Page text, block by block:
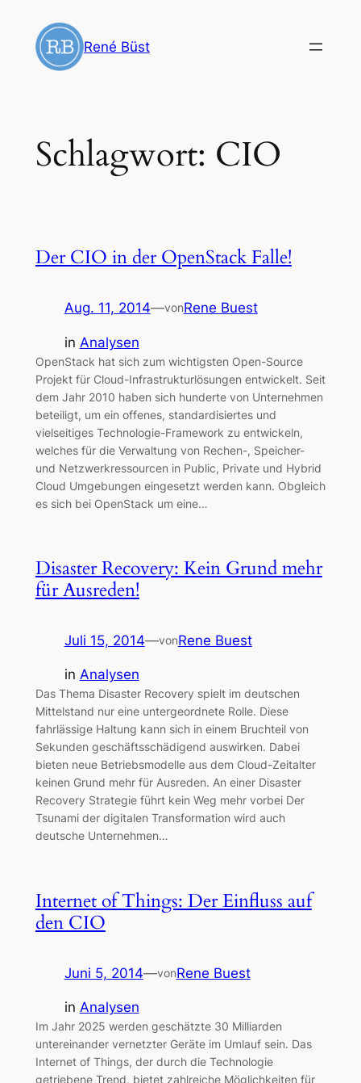
Inhalt
springen
René Büst
Schlagwort: CIO
Der CIO in der OpenStack Falle!
Aug. 11, 2014—vonRene Buest
in Analysen
OpenStack hat sich zum wichtigsten Open-Source
Projekt für Cloud-Infrastrukturlösungen entwickelt. Seit
dem Jahr 2010 haben sich hunderte von Unternehmen
beteiligt, um ein offenes, standardisiertes und
vielseitiges Technologie-Framework zu entwickeln,
welches für die Verwaltung von Rechen-, Speicher-
und Netzwerkressourcen in Public, Private und Hybrid
Cloud Umgebungen eingesetzt werden kann. Obgleich
es sich bei OpenStack um eine…
Disaster Recovery: Kein Grund mehr
für Ausreden!
Juli 15, 2014—vonRene Buest
in Analysen
Das Thema Disaster Recovery spielt im deutschen
Mittelstand nur eine untergeordnete Rolle. Diese
fahrlässige Haltung kann sich in einem Bruchteil von
Sekunden geschäftsschädigend auswirken. Dabei
bieten neue Betriebsmodelle aus dem Cloud-Zeitalter
keinen Grund mehr für Ausreden. An einer Disaster
Recovery Strategie führt kein Weg mehr vorbei Der
Tsunami der digitalen Transformation wird auch
deutsche Unternehmen…
Internet of Things: Der Einfluss auf
den CIO
Juni 5, 2014—vonRene Buest
in Analysen
Im Jahr 2025 werden geschätzte 30 Milliarden
untereinander vernetzter Geräte im Umlauf sein. Das
Internet of Things, der durch die Technologie
getriebene Trend, bietet zahlreiche Möglichkeiten für